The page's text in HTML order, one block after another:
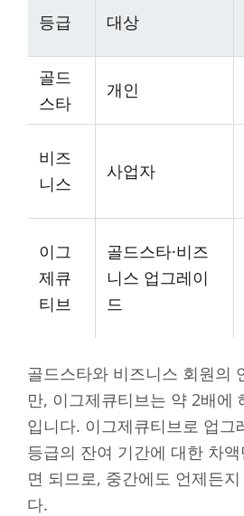
등급 대상
골드
스타
개인
비즈
니스
사업자
이그
제큐
티브
골드스타·비즈
니스 업그레이
드
골드스타와 비즈니스 회원의
만, 이그제큐티브는 약 2배에
입니다. 이그제큐티브로 업그
등급의 잔여 기간에 대한 차
면 되므로, 중간에도 언제든
다.